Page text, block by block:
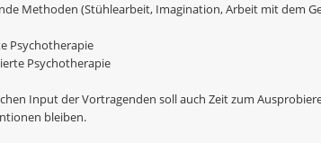
Methoden (Stühlearbeit, Imagination, Arbeit mit dem
Psychotherapie
Psychotherapie
Input der Vortragenden soll auch Zeit zum
bleiben.